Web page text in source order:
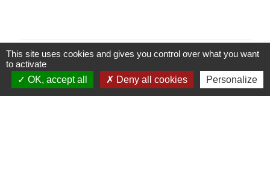
Contactez votre mairie
This site uses cookies and gives you control over what you want
to activate
OK, accept all
Deny all cookies Personalize